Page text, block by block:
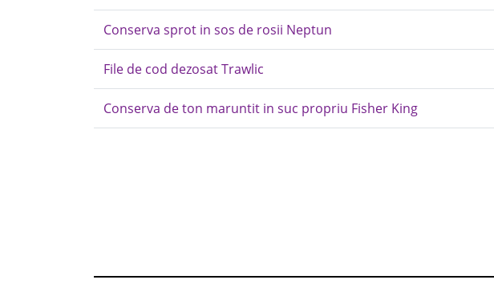
Conserva sprot in sos de rosii Neptun
File de cod dezosat Trawlic
Conserva de ton maruntit in suc propriu Fisher King